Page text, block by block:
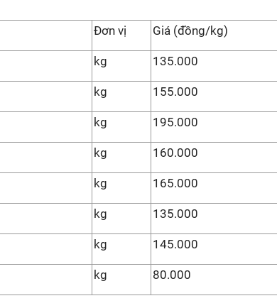
Đơn vị Giá (đồng/kg)
kg 135.000
kg 155.000
kg 195.000
kg 160.000
kg 165.000
kg 135.000
kg 145.000
kg 80.000